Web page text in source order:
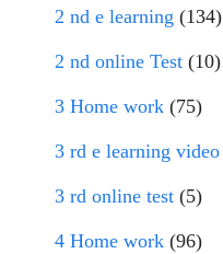
2 nd e learning (134)
2 nd online Test (10)
3 Home work (75)
3 rd e learning video
3 rd online test (5)
4 Home work (96)